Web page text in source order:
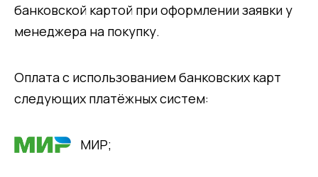
банковской картой при оформлении заявки у
менеджера на покупку.
Оплата с использованием банковских карт
следующих платёжных систем:
МИР;